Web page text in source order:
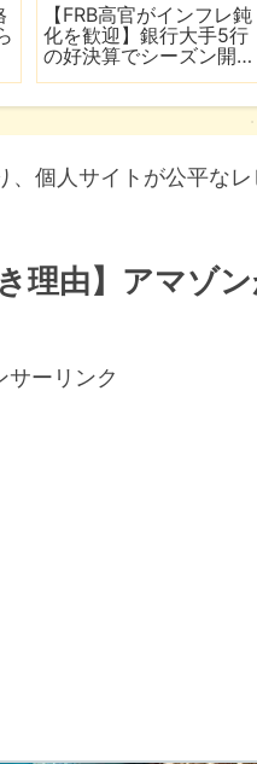
【FRB高官がインフレ鈍
化を歓迎】銀行大手5行
の好決算でシーズン開
個人サイトが公平な
理由】アマゾ
サーリンク